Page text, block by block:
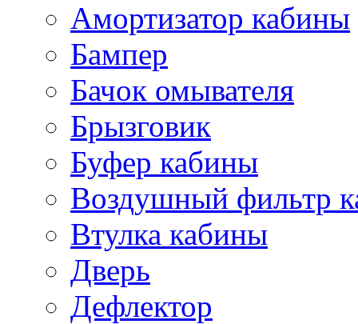
Амортизатор кабины
Бампер
Бачок омывателя
Брызговик
Буфер кабины
Воздушный фильтр
Втулка кабины
Дверь
Дефлектор